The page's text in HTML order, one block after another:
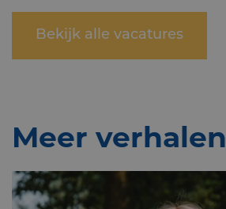
Bekijk alle vacatures
Meer verhalen